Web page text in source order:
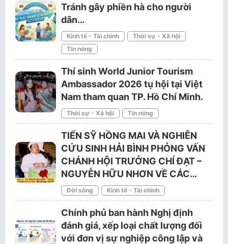
Tránh gây phiền hà cho người
dân…
Kinh tế - Tài chính
Thời sự - Xã hội
Tin nóng
Thí sinh World Junior Tourism
Ambassador 2026 tụ hội tại Việt
Nam tham quan TP. Hồ Chí Minh.
Thời sự - Xã hội Tin nóng
TIẾN SỸ HỒNG MAI VÀ NGHIÊN
CỨU SINH HẢI BÌNH PHỎNG VẤN
CHÁNH HỘI TRƯỞNG CHÍ ĐẠT –
NGUYỄN HỮU NHƠN VỀ CÁC…
Đời sống Kinh tế - Tài chính
Chính phủ ban hành Nghị định
đánh giá, xếp loại chất lượng đối
với đơn vị sự nghiệp công lập và